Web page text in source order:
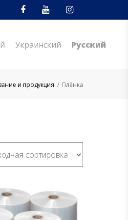
Украинский Русский
и продукция / Плёнка